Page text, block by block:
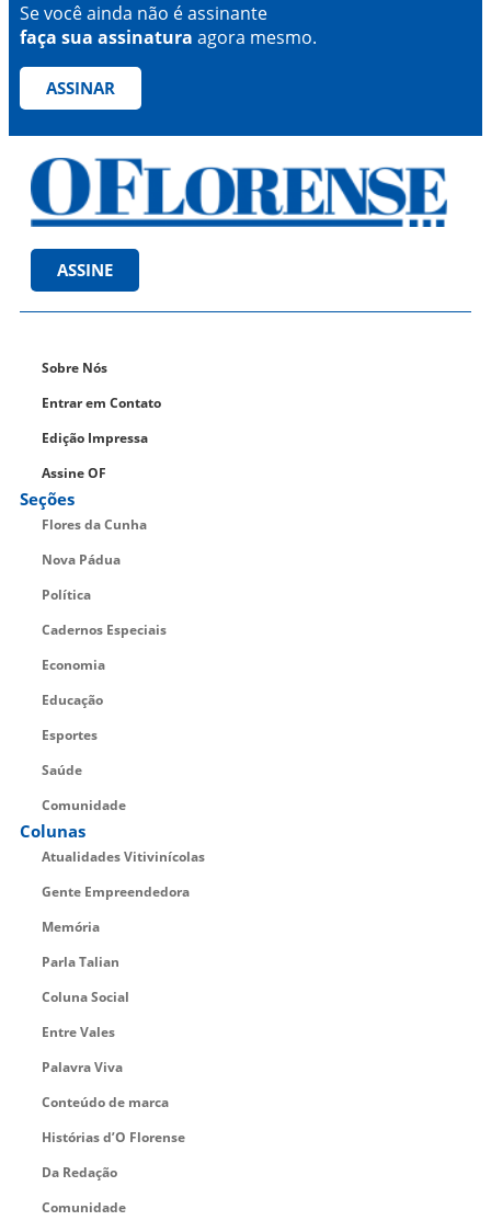
Se você ainda não é assinante
faça sua assinatura agora mesmo.
ASSINAR
ASSINE
Sobre Nós
Entrar em Contato
Edição Impressa
Assine OF
Seções
Flores da Cunha
Nova Pádua
Política
Cadernos Especiais
Economia
Educação
Esportes
Saúde
Comunidade
Colunas
Atualidades Vitivinícolas
Gente Empreendedora
Memória
Parla Talian
Coluna Social
Entre Vales
Palavra Viva
Conteúdo de marca
Histórias d’O Florense
Da Redação
Comunidade